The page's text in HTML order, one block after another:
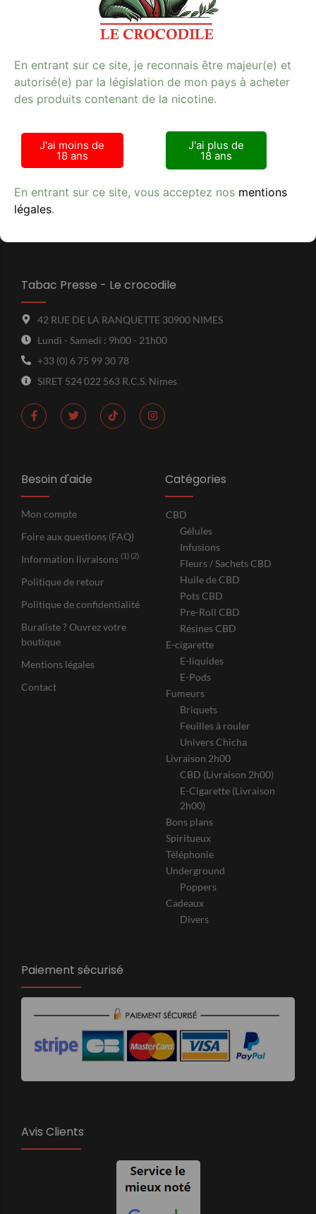
Crocodile, votre spécialiste en e-cigarette et
accessoires de qualité. Faites le choix de la qualité et du
goût avec NHOSS.
**Mots-clés :** e-cigarette, tabac, qualité
Tabac Presse - Le crocodile
42 RUE DE LA RANQUETTE 30900 NIMES
Lundi - Samedi : 9h00 - 21h00
+33 (0) 6 75 99 30 78
SIRET 524 022 563 R.C.S. Nimes
Besoin d'aide
Mon compte
Foire aux questions (FAQ)
Information livraisons (1) (2)
Politique de retour
Politique de confidentialité
Buraliste ? Ouvrez votre
boutique
Mentions légales
Contact
Catégories
CBD
Gélules
Infusions
Fleurs / Sachets CBD
Huile de CBD
Pots CBD
Pre-Roll CBD
Résines CBD
E-cigarette
E-liquides
E-Pods
Fumeurs
Briquets
Feuilles à rouler
Univers Chicha
Livraison 2h00
CBD (Livraison 2h00)
E-Cigarette (Livraison
2h00)
Bons plans
Spiritueux
Téléphonie
Underground
Poppers
Cadeaux
Divers
Paiement sécurisé
Avis Clients
En entrant sur ce site, je reconnais être majeur(e) et
autorisé(e) par la législation de mon pays à acheter
des produits contenant de la nicotine.
J'ai moins de
18 ans
J'ai plus de
18 ans
En entrant sur ce site, vous acceptez nos mentions
légales.